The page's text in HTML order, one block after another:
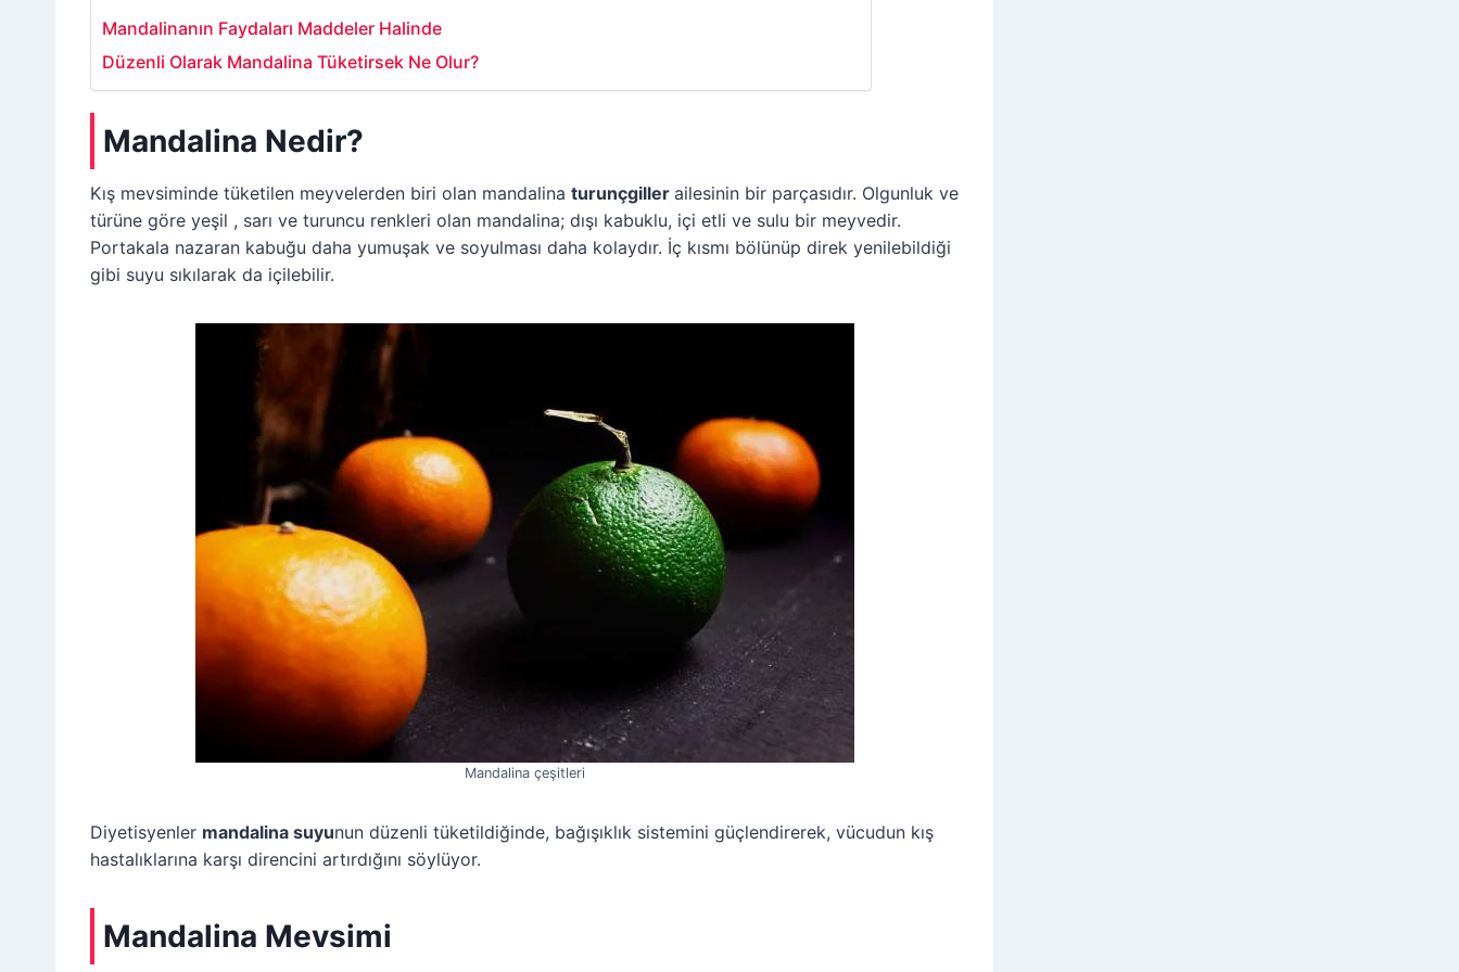
Mandalinanın Faydaları Maddeler Halinde
Düzenli Olarak Mandalina Tüketirsek Ne Olur?
Mandalina Nedir?
Kış mevsiminde tüketilen meyvelerden biri olan mandalina turunçgiller ailesinin bir parçasıdır. Olgunluk ve
türüne göre yeşil , sarı ve turuncu renkleri olan mandalina; dışı kabuklu, içi etli ve sulu bir meyvedir.
Portakala nazaran kabuğu daha yumuşak ve soyulması daha kolaydır. İç kısmı bölünüp direk yenilebildiği
gibi suyu sıkılarak da içilebilir.
Mandalina çeşitleri
Diyetisyenler mandalina suyunun düzenli tüketildiğinde, bağışıklık sistemini güçlendirerek, vücudun kış
hastalıklarına karşı direncini artırdığını söylüyor.
Mandalina Mevsimi